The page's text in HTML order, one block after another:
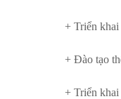
+ Triển
+ Đào tạo
+ Triển khai